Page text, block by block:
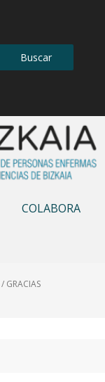
COLABORA
/ GRACIAS